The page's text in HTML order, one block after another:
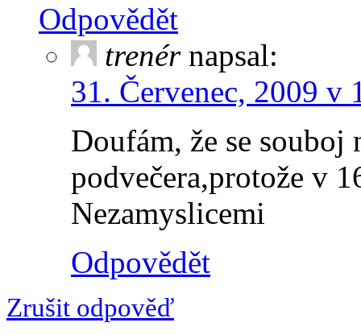
Odpovědět
trenér napsal:
31. Červenec, 2009 v
Doufám, že se souboj
podvečera,protože v
Nezamyslicemi
Odpovědět
Zrušit odpověď